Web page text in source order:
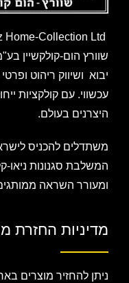
שוורץ הום-קולקשיין בע"מ -ח.פ.
יבוא ושיווק ריהוט
עכשווי. עם קולקציות
היצרנים בעולם.
משתדלים להכניס
המשלבת סגנונות ניאו-
ומעורר השראה
מדיניות החזרת